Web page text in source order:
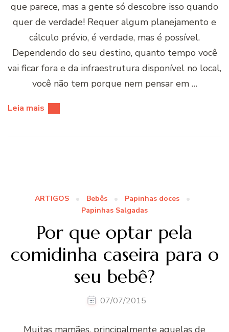
que parece, mas a gente só descobre isso quando
quer de verdade! Requer algum planejamento e
cálculo prévio, é verdade, mas é possí­vel.
Dependendo do seu destino, quanto tempo você
vai ficar fora e da infraestrutura disponí­vel no local,
você não tem porque nem pensar em …
Leia mais
ARTIGOS Bebês
Papinhas doces
Papinhas Salgadas
Por que optar pela
comidinha caseira para o
seu bebê?
07/07/2015